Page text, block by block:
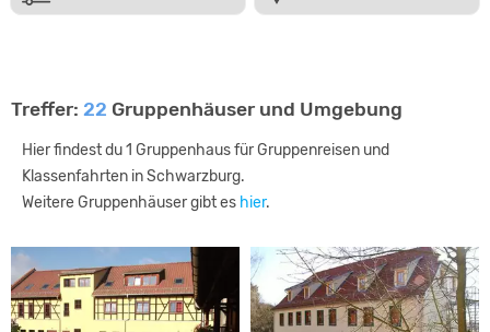
Treffer: 22 Gruppenhäuser und Umgebung
Hier findest du 1 Gruppenhaus für Gruppenreisen und
Klassenfahrten in Schwarzburg.
Weitere Gruppenhäuser gibt es hier.